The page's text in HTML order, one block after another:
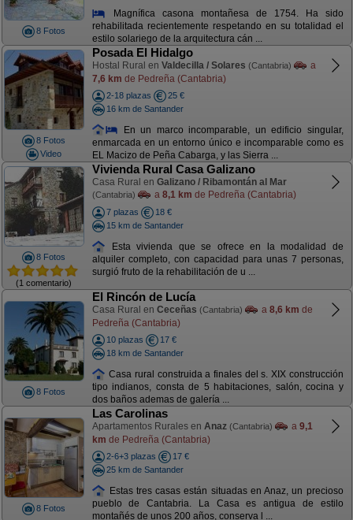
8 Fotos
Magnífica casona montañesa de 1754. Ha sido
rehabilitada recientemente respetando en su totalidad el
estilo solariego de la arquitectura cán ...
8 Fotos
Video
Posada El Hidalgo
Hostal Rural en Valdecilla / Solares (Cantabria)
a
7,6 km de Pedreña (Cantabria)
2-18 plazas
25 €
16 km de Santander
En un marco incomparable, un edificio singular,
enmarcada en un entorno único e incomparable como es
EL Macizo de Peña Cabarga, y las Sierra ...
8 Fotos
(1 comentario)
Vivienda Rural Casa Galizano
Casa Rural en Galizano / Ribamontán al Mar
(Cantabria) a 8,1 km de Pedreña (Cantabria)
7 plazas
18 €
15 km de Santander
Esta vivienda que se ofrece en la modalidad de
alquiler completo, con capacidad para unas 7 personas,
surgió fruto de la rehabilitación de u ...
8 Fotos
El Rincón de Lucía
Casa Rural en Ceceñas (Cantabria) a 8,6 km de
Pedreña (Cantabria)
10 plazas
17 €
18 km de Santander
Casa rural construida a finales del s. XIX construcción
tipo indianos, consta de 5 habitaciones, salón, cocina y
dos baños ademas de galería ...
8 Fotos
Las Carolinas
Apartamentos Rurales en Anaz (Cantabria) a 9,1
km de Pedreña (Cantabria)
2-6+3 plazas
17 €
25 km de Santander
Estas tres casas están situadas en Anaz, un precioso
pueblo de Cantabria. La Casa es antigua de estilo
montañés de unos 200 años, conserva l ...